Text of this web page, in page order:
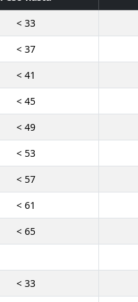
< 33
< 37
< 41
< 45
< 49
< 53
< 57
< 61
< 65
< 33